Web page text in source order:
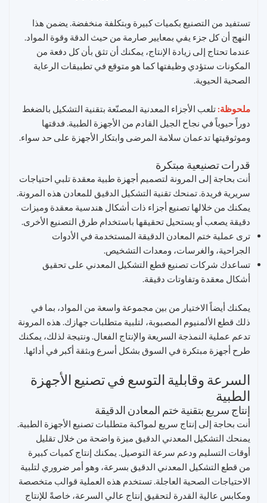
تستفيد من التصنيع بكميات كبيرة وبتكلفة منخفضة. يضمن هذا
النهج أن كل جزء يفي بمعايير صارمة من حيث الدقة وقوة المواد.
عندما تحتاج إلى زيادة الإنتاج، يمكنك أن تثق بأن كل دفعة من
المكونات ستؤدي وظيفتها كما هو متوقع في تطبيقات الرعاية
الصحية الحيوية.
ملحوظة: تلعب الأجزاء المعدنية المصنّعة بتقنية التشكيل بالضغط
دوراً حيوياً في نجاح الجيل القادم من الأجهزة الطبية. فدقتها
وموثوقيتها تدعمان سلامة المرضى وابتكار الأجهزة على حد سواء.
قدرات تصنيعية مبتكرة
أنت بحاجة إلى المرونة لتصميم أجهزة طبية معقدة تلبي احتياجات
سريرية فريدة. تمنحك تقنية التشكيل الدقيق للمعادن هذه المرونة.
يمكنك من خلالها تصنيع أجزاء ذات أشكال هندسية معقدة وميزات
دقيقة يصعب أو يستحيل تحقيقها باستخدام طرق التصنيع الأخرى.
ترى عملية ختم المعادن الدقيقة المستخدمة في الأدوات
الجراحية، والغرسات، ومعدات التشخيص.
تساعدك شركات تصنيع قطع التشكيل المعدني على تحقيق
أشكال معقدة وتفاوتات دقيقة.
يمكنك أيضاً الاختيار من بين مجموعة واسعة من المواد، بما في
ذلك قطع الألمنيوم المصبوبة، لتلبية متطلبات جهازك. هذه المرونة
تدعم عملية النمذجة السريعة والإنتاج الفعال. ونتيجة لذلك، يمكنك
طرح أجهزة مبتكرة في السوق بشكل أسرع وبثقة أكبر في أدائها.
السرعة وقابلية التوسع في تصنيع الأجهزة
الطبية
إنتاج سريع بتقنية ختم المعادن الدقيقة
أنت بحاجة إلى إنتاج سريع لمواكبة متطلبات تصنيع الأجهزة الطبية.
يمنحك التشكيل المعدني الدقيق ميزة واضحة من خلال تقليل
أوقات التسليم ودعم سرعة التوصيل. يمكنك إنتاج كميات كبيرة
من قطع التشكيل المعدني الدقيق بسرعة، وهو أمر ضروري لتلبية
الاحتياجات الصحية العاجلة. تستخدم هذه العملية قوالب متخصصة
ومكابس عالية القدرة لتحقيق إنتاج عالي السرعة، خاصةً للإنتاج